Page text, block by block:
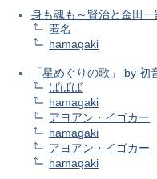
身も魂も～賢治と金田
匿名
hamagaki
「星めぐりの歌」 by 初
ばばば
hamagaki
アヨアン・イゴカー
hamagaki
アヨアン・イゴカー
hamagaki